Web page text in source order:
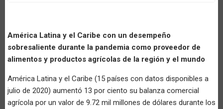
América Latina y el Caribe con un desempeño
sobresaliente durante la pandemia como proveedor de
alimentos y productos agrícolas de la región y el mundo
América Latina y el Caribe (15 países con datos disponibles a
julio de 2020) aumentó 13 por ciento su balanza comercial
agrícola por un valor de 9.72 mil millones de dólares durante los